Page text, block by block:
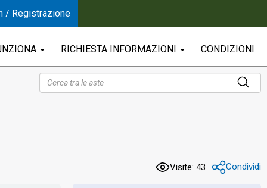
RICHIESTA INFORMAZIONI CONDIZIONI
Visite: 43 Condividi
/ Registrazione